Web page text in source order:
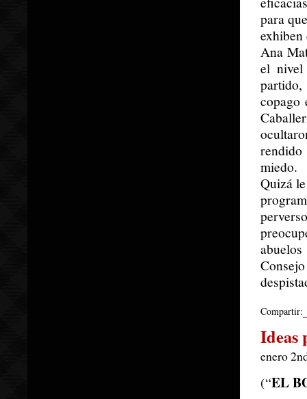
para
exhiben
Ana
el nivel
partido,
copago
miedo.
Quizá
Compartir:
Ideas
enero
(“EL